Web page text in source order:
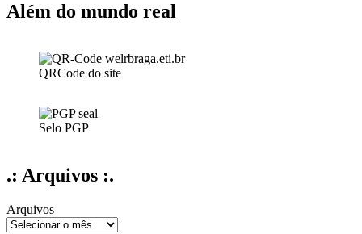
Além do mundo real
QRCode do site
Selo PGP
.: Arquivos :.
Arquivos